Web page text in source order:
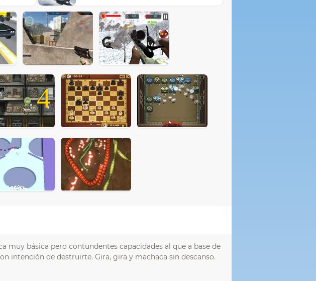
4
básica pero contundentes capacidades al que a base de
intención de destruirte. Gira, gira y machaca sin descanso.